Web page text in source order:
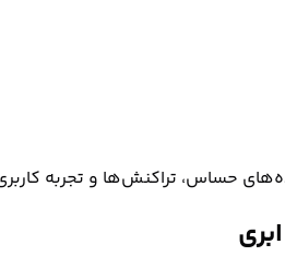
حساس، تراکنش‌ها و تجربه کاربری